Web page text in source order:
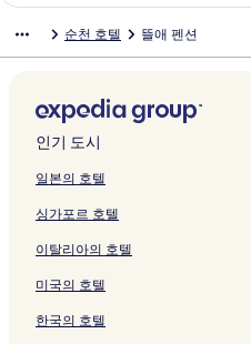
페
를
여
는
링
크
를
여
크
이
지
는
링
크
링
크
이
지
는
링
크
o
n
P
e
n
i
n
페
이
지
n
o
n
페
이
를
는
링
크
e
a
P
e
n
i
n
페
이
지
e
n
s
i
o
페
지
를
여
는
e
m
a
n
G
u
i
g
o
n
s
o
t
e
l
이
를
여
는
링
s
o
u
s
e
r
e
m
페
이
o
l
페
이
지
여
링
크
페
이
여
는
링
크
n
e
o
n
페
지
여
는
링
크
n
o
n
l
i
h
L
o
v
e
a
H
o
s
t
l
이
지
를
여
e
S
t
a
t
o
G
u
e
s
순천 호텔 뜰애 펜션
인기 도시
일본의 호텔
싱가포르 호텔
이탈리아의 호텔
미국의 호텔
한국의 호텔